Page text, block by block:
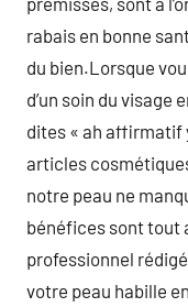
rabais en bonne
du bien.Lorsque
d’un soin du visage
dites « ah affirmatif
articles
notre peau ne
bénéfices sont tout
professionnel
votre peau habille